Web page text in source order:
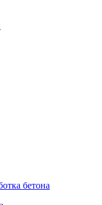
бетона